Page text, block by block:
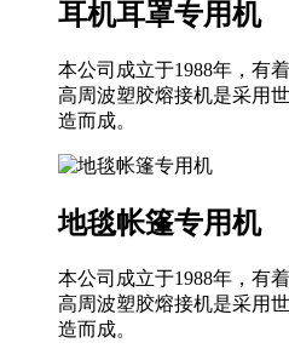
耳机耳罩专用机
本公司成立于1988年，有
高周波塑胶熔接机是采用
造而成。
地毯帐篷专用机
本公司成立于1988年，有
高周波塑胶熔接机是采用
造而成。